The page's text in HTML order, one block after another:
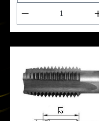
Produkt Anzahl: Gib